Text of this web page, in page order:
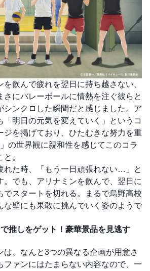
飲んで疲れを翌日に持ち越さない、
さにバレーボールに情熱を注ぐ彼らと
シンクロした瞬間だと感じました。ア
「明日の元気を変えていく」というコ
ジを掲げており、ひたむきな努力を重
の世界観に親和性を感じてこのコラ
。
れた時、「もう一日頑張れない…」と
。でも、アリナミンを飲んで、翌日に
でスタートを切れる。まるで烏野高校
な壁にも果敢に挑んでいく姿のようで
推しをゲット！豪華景品を見逃す
は、なんと3つの異なる企画が用意さ
ファンにはたまらない内容なので、一